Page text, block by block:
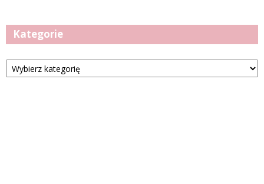
Kategorie
Kategorie